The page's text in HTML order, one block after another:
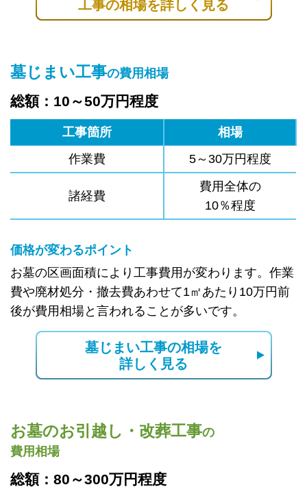
工事の相場を詳しく見る
墓じまい工事の費用相場
総額：10～50万円程度
工事箇所
相場
作業費
5～30万円程度
諸経費
費用全体の
10％程度
価格が変わるポイント
お墓の区画面積により工事費用が変わります。作業
費や廃材処分・撤去費あわせて1㎡あたり10万円前
後が費用相場と言われることが多いです。
墓じまい工事の相場を
詳しく見る
お墓のお引越し・改葬工事の
費用相場
総額：80～300万円程度